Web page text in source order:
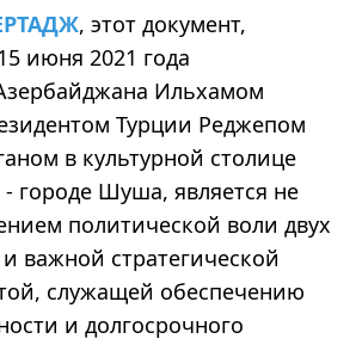
, этот документ,
июня 2021 года
Ильхамом
Турции Реджепом
в культурной столице
городе Шуша, является не
политической воли двух
и важной стратегической
служащей обеспечению
и долгосрочного